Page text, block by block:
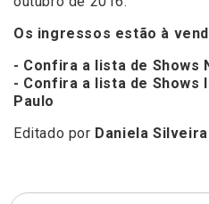
Os ingressos estão à
- Confira a lista de Shows
- Confira a lista de Shows
Paulo
Editado por Daniela Silveira